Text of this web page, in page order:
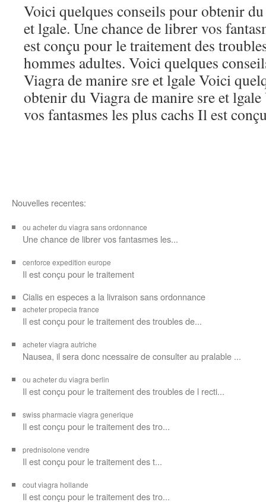
Voici quelques conseils pour obtenir
et lgale. Une chance de librer vos
est conçu pour le traitement des
hommes adultes. Voici quelques
Viagra de manire sre et lgale Voici
obtenir du Viagra de manire sre et
vos fantasmes les plus cachs Il est
Nouvelles recentes:
ou acheter du viagra sans ordonnance
Une chance de librer vosfantasmes les...
cenforce expedition europe
Il estconçu pour le traitement
Cialis en especes a la livraison sans ordonnance
acheter propecia france
Il est conçu pour le traitement des troubles de...
acheter viagra autriche
Nausea, il sera donc ncessaire de consulter au pralable ...
ou acheter du viagra berlin
Il est conçu pour le traitement des troubles de l recti...
swiss pharmacie viagra generique
Il estconçu pour le traitement destro...
prednisolone vendre
Il est conçu pour le traitement des t...
cout viagra hollande
Il est conçu pour le traitement des tro...